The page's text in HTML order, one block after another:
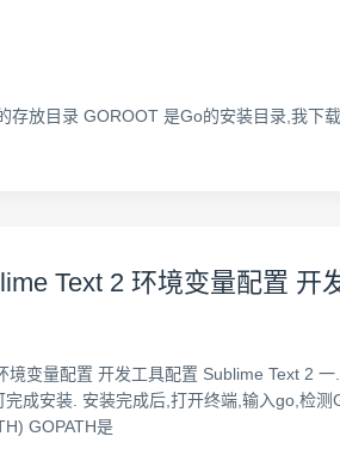
存放目录 GOROOT 是Go的安装目录,我
Text 2 环境变量配置 开
变量配置 开发工具配置 Sublime Text 2
成安装. 安装完成后,打开终端,输入go,检
GOPATH是